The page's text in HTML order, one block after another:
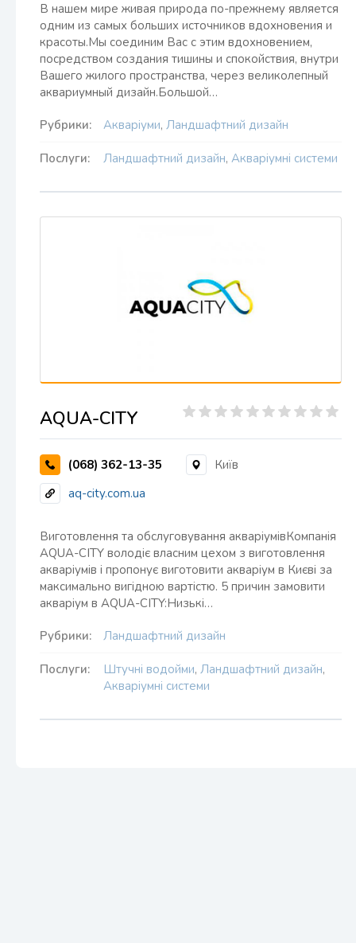
В нашем мире живая природа по-прежнему является
одним из самых больших источников вдохновения и
красоты.Мы соединим Вас с этим вдохновением,
посредством создания тишины и спокойствия, внутри
Вашего жилого пространства, через великолепный
аквариумный дизайн.Большой…
Рубрики: Акваріуми, Ландшафтний дизайн
Послуги: Ландшафтний дизайн, Акваріумні системи
AQUA-CITY
(068) 362-13-35
Київ
aq-city.com.ua
Виготовлення та обслуговування акваріумівКомпанія
AQUA-CITY володіє власним цехом з виготовлення
акваріумів і пропонує виготовити акваріум в Києві за
максимально вигідною вартістю. 5 причин замовити
акваріум в AQUA-CITY:Низькі…
Рубрики: Ландшафтний дизайн
Послуги: Штучні водойми, Ландшафтний дизайн,
Акваріумні системи